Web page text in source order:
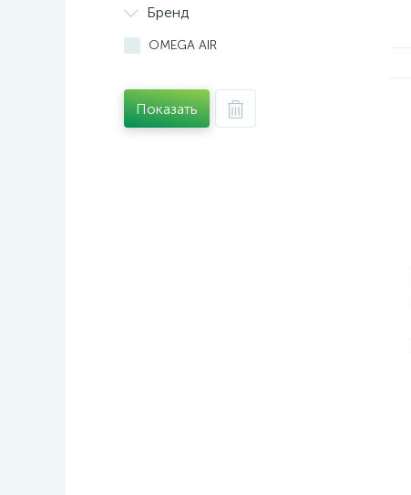
Бренд
OMEGA AIR
Показать